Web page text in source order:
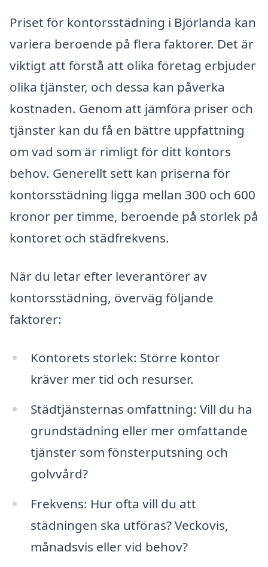
Priset för kontorsstädning i Björlanda kan
variera beroende på flera faktorer. Det är
viktigt att förstå att olika företag erbjuder
olika tjänster, och dessa kan påverka
kostnaden. Genom att jämföra priser och
tjänster kan du få en bättre uppfattning
om vad som är rimligt för ditt kontors
behov. Generellt sett kan priserna för
kontorsstädning ligga mellan 300 och 600
kronor per timme, beroende på storlek på
kontoret och städfrekvens.
När du letar efter leverantörer av
kontorsstädning, överväg följande
faktorer:
Kontorets storlek: Större kontor
kräver mer tid och resurser.
Städtjänsternas omfattning: Vill du ha
grundstädning eller mer omfattande
tjänster som fönsterputsning och
golvvård?
Frekvens: Hur ofta vill du att
städningen ska utföras? Veckovis,
månadsvis eller vid behov?